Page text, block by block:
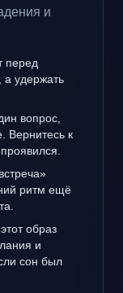
и
перед
а удержать
вопрос,
Вернитесь к
ритм ещё
образ
и
сон был